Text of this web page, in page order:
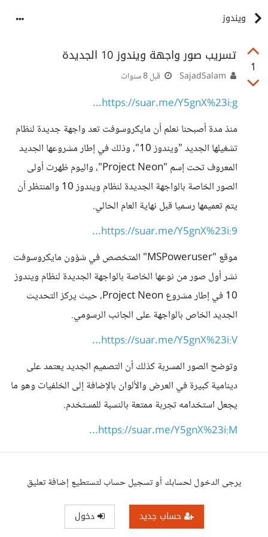
ويندوز
1
تسريب صور واجهة ويندوز 10 الجديدة
قبل 8 سنوات
https://suar.me/Y5gnX%23i:g...
منذ مدة أصبحنا نعلم أن مايكروسوفت تعد واجهة جديدة لنظام
تشغيلها الجديد "ويندوز 10"، وذلك في إطار مشروعها الجديد
المعروف تحت إسم "Project Neon"، واليوم ظهرت أولى
الصور الخاصة بالواجهة الجديدة لنظام ويندوز 10 والمنتظر أن
يتم تعميمها رسميا قبل نهاية العام الحالي.
https://suar.me/Y5gnX%23i:9...
موقع "MSPoweruser" المتخصص في شؤون مايكروسوفت
نشر أول صور من نوعها الخاصة بالواجهة الجديدة لنظام ويندوز
10 في إطار مشروع Project Neon، حيث يركز التحديث
الجديد الخاص بالواجهة على الجانب الرسومي.
https://suar.me/Y5gnX%23i:V...
وتوضح الصور المسربة كذلك أن التصميم الجديد يعتمد على
دينامية كبيرة في العرض والألوان بالإضافة إلى الخلفيات وهو ما
يجعل استخدامه تجربة ممتعة بالنسبة للمستخدم.
https://suar.me/Y5gnX%23i:M...
يرجى الدخول لحسابك أو تسجيل حساب لتستطيع إضافة تعليق
حساب جديد دخول